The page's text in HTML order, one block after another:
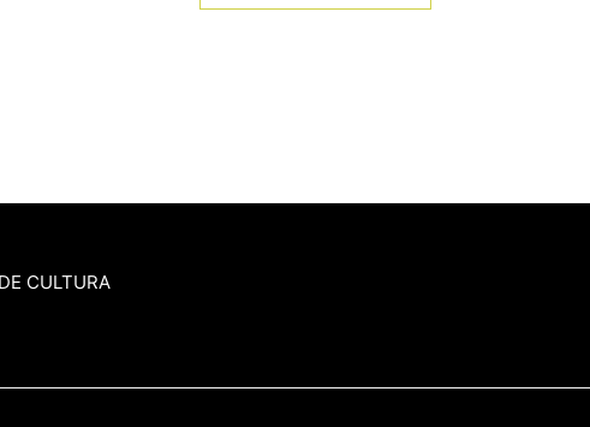
CULTURA